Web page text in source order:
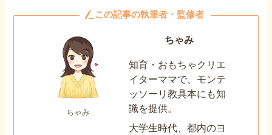
この記事の執筆者・監修者
ちゃみ
ちゃみ
知育・おもちゃクリエ
イターママで、モンテ
ッソーリ教具本にも知
識を提供。
大学生時代、都内のヨ